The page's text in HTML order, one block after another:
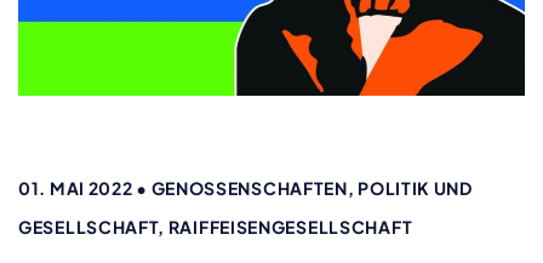
01. MAI 2022 • GENOSSENSCHAFTEN, POLITIK UND
GESELLSCHAFT, RAIFFEISENGESELLSCHAFT